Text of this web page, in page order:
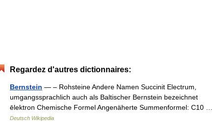
Regardez d'autres dictionnaires:
Bernstein — – Rohsteine Andere Namen Succinit Electrum,
umgangssprachlich auch als Baltischer Bernstein bezeichnet
ēlektron Chemische Formel Angenäherte Summenformel: C10 …
Deutsch Wikipedia